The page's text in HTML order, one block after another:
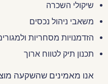
שיקולי השכרה
משאבי ניהול נכסים
הזדמנויות מסחריות
תכנון תיק לטווח ארוך
אנו מאמינים שהשקעה